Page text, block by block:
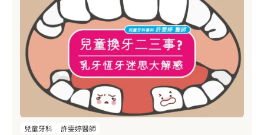
兒童牙科 許雯婷醫師